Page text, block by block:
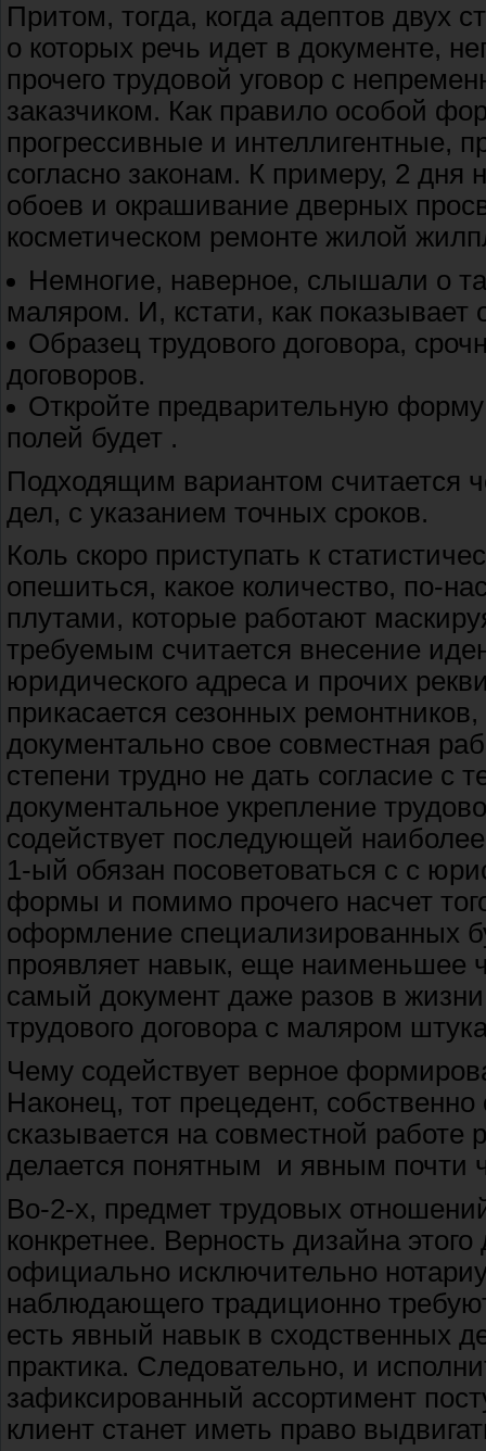
Притом, тогда, когда адептов двух
о которых речь идет в документе,
прочего трудовой уговор с
заказчиком. Как правило особой
прогрессивные и интеллигентные,
согласно законам. К примеру, 2 дня
обоев и окрашивание дверных
косметическом ремонте жилой
Немногие, наверное, слышали о
маляром. И, кстати, как
Образец трудового договора,
договоров.
Откройте предварительную форму
полей будет .
Подходящим вариантом считается
дел, с указанием точных сроков.
Коль скоро приступать к
опешиться, какое количество, по-
плутами, которые работают
требуемым считается внесение
юридического адреса и прочих
прикасается сезонных
документально свое совместная
степени трудно не дать согласие с
документальное укрепление
содействует последующей
1-ый обязан посоветоваться с с
формы и помимо прочего насчет
оформление специализированных
проявляет навык, еще наименьшее
самый документ даже разов в
трудового договора с маляром
Чему содействует верное
Наконец, тот прецедент,
сказывается на совместной
делается понятным и явным почти
Во-2-х, предмет трудовых
конкретнее. Верность дизайна
официально исключительно
наблюдающего традиционно
есть явный навык в сходственных
практика. Следовательно, и
зафиксированный ассортимент
клиент станет иметь право